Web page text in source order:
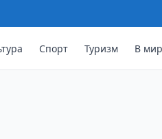
Спорт Туризм В